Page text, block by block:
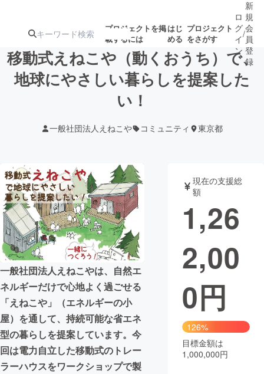
プロジェクトを掲
載するには
はじ
める
プロジェクト
をさがす
注目の新着プロ
テクノロジー・ガジェット
映像・映画 書籍・雑誌
ビジネス・起業 チャレンジ
まちづくり・地域活性化
CAMPFIRE for Social Good
CAMPFIRE Creation
CAMPFIREふるさと納税 machi-ya コミュニティ
ロ
グ
イ
ン
/
新
規
会
員
登
録
移動式えねこや（動くおうち）で、
地球にやさしい暮らしを提案した
い！
一般社団法人えねこや コミュニティ 東京都
一般社団法人えねこやは、自然エ
ネルギーだけで心地よく過ごせる
「えねこや」（エネルギーの小
屋）を通して、持続可能な省エネ
型の暮らしを提案しています。今
回は電力自立した移動式のトレー
ラーハウスをワークショップで製
現在の支援総
額
1,26
2,00
0円
126%
目標金額は
1,000,000円